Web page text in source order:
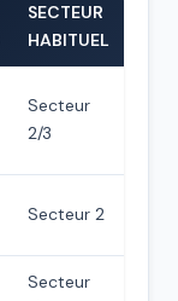
SECTEUR
HABITUEL
Secteur
2/3
Secteur 2
Secteur